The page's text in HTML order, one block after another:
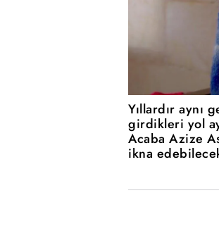
Yıllardır aynı
girdikleri yol
Acaba Azize
ikna